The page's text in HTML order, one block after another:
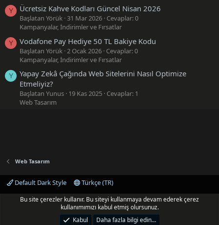
Y Ücretsiz Kahve Kodları Güncel Nisan 2026
Başlatan Yörük 31 Mar 2026 Cevaplar: 0
Kampanyalar, İndirimler ve Fırsatlar
Y Vodafone Pay Hediye 50 TL Bakiye Kodu
Başlatan Yörük 2 Ocak 2026 Cevaplar: 0
Kampanyalar, İndirimler ve Fırsatlar
Y
Yapay Zekâ Çağında Web Sitelerini Nasıl Optimize
Etmeliyiz?
Başlatan Yunus 19 Kas 2025 Cevaplar: 1
Web Tasarım
Web Tasarım
Default Dark Style
Türkçe (TR)
Bize ulaşın
Şartlar ve kurallar Gizlilik politikası
Yardım
Community platform by XenForo © 2010-2025 XenForo Ltd.
Bu site çerezler kullanır. Bu siteyi kullanmaya devam ederek çerez
kullanımımızı kabul etmiş olursunuz.
Kabul
Daha fazla bilgi edin…